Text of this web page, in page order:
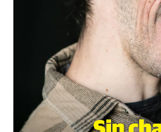
El factor sorpresa también
parte de les tullides
espera aunque tengan la
de aguardar pacientemente.
eso de “estoy tullide y sólo
por un lado y el ya
cómo está…”, por el otro.